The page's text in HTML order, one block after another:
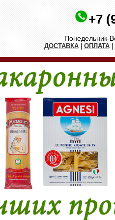
+7
Понедельник-
ДОСТАВКА| ОПЛАТА|